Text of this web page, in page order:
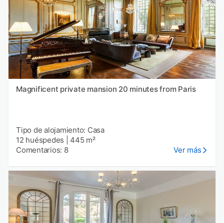
Magnificent private mansion 20 minutes from Paris
Tipo de alojamiento: Casa
12 huéspedes
445 m²
Comentarios: 8
Ver más